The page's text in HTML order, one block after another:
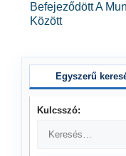
Befejeződött A
Között
Egyszerű
Kulcsszó: